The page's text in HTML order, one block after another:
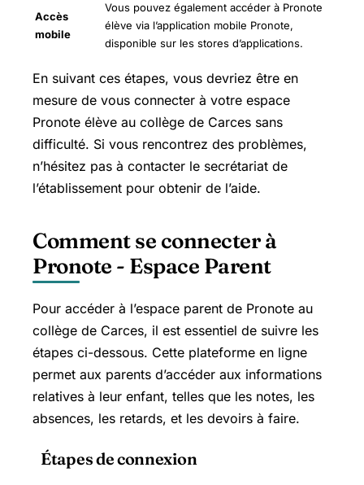
Accès
mobile
Vous pouvez également accéder à Pronote
élève via l’application mobile Pronote,
disponible sur les stores d’applications.
En suivant ces étapes, vous devriez être en
mesure de vous connecter à votre espace
Pronote élève au collège de Carces sans
difficulté. Si vous rencontrez des problèmes,
n’hésitez pas à contacter le secrétariat de
l’établissement pour obtenir de l’aide.
Comment se connecter à
Pronote - Espace Parent
Pour accéder à l’espace parent de Pronote au
collège de Carces, il est essentiel de suivre les
étapes ci-dessous. Cette plateforme en ligne
permet aux parents d’accéder aux informations
relatives à leur enfant, telles que les notes, les
absences, les retards, et les devoirs à faire.
Étapes de connexion